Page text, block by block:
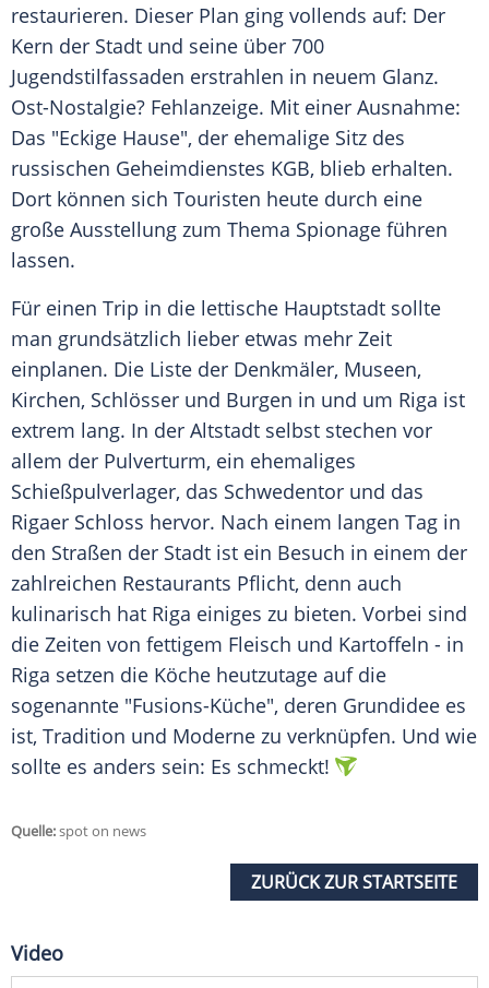
restaurieren. Dieser Plan ging vollends auf: Der
Kern der Stadt und seine über 700
Jugendstilfassaden erstrahlen in neuem Glanz.
Ost-Nostalgie? Fehlanzeige. Mit einer Ausnahme:
Das "Eckige Hause", der ehemalige Sitz des
russischen Geheimdienstes KGB, blieb erhalten.
Dort können sich Touristen heute durch eine
große Ausstellung zum Thema Spionage führen
lassen.
Für einen Trip in die lettische Hauptstadt sollte
man grundsätzlich lieber etwas mehr Zeit
einplanen. Die Liste der Denkmäler, Museen,
Kirchen, Schlösser und Burgen in und um Riga ist
extrem lang. In der Altstadt selbst stechen vor
allem der Pulverturm, ein ehemaliges
Schießpulverlager, das Schwedentor und das
Rigaer Schloss hervor. Nach einem langen Tag in
den Straßen der Stadt ist ein Besuch in einem der
zahlreichen Restaurants Pflicht, denn auch
kulinarisch hat Riga einiges zu bieten. Vorbei sind
die Zeiten von fettigem Fleisch und Kartoffeln - in
Riga setzen die Köche heutzutage auf die
sogenannte "Fusions-Küche", deren Grundidee es
ist, Tradition und Moderne zu verknüpfen. Und wie
sollte es anders sein: Es schmeckt!
Quelle:spot on news
ZURÜCK ZUR STARTSEITE
Video